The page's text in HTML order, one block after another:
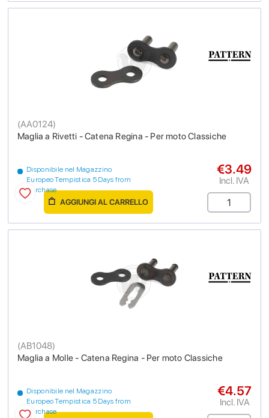
Maglia a Rivetti - Catena Regina - Per moto Classiche
(AA0124)
Disponibile nel Magazzino
Europeo Tempistica 5 Days from
purchase
€3.49
Incl. IVA
AGGIUNGI AL CARRELLO
Maglia a Molle - Catena Regina - Per moto Classiche
(AB1048)
Disponibile nel Magazzino
Europeo Tempistica 5 Days from
purchase
€4.57
Incl. IVA